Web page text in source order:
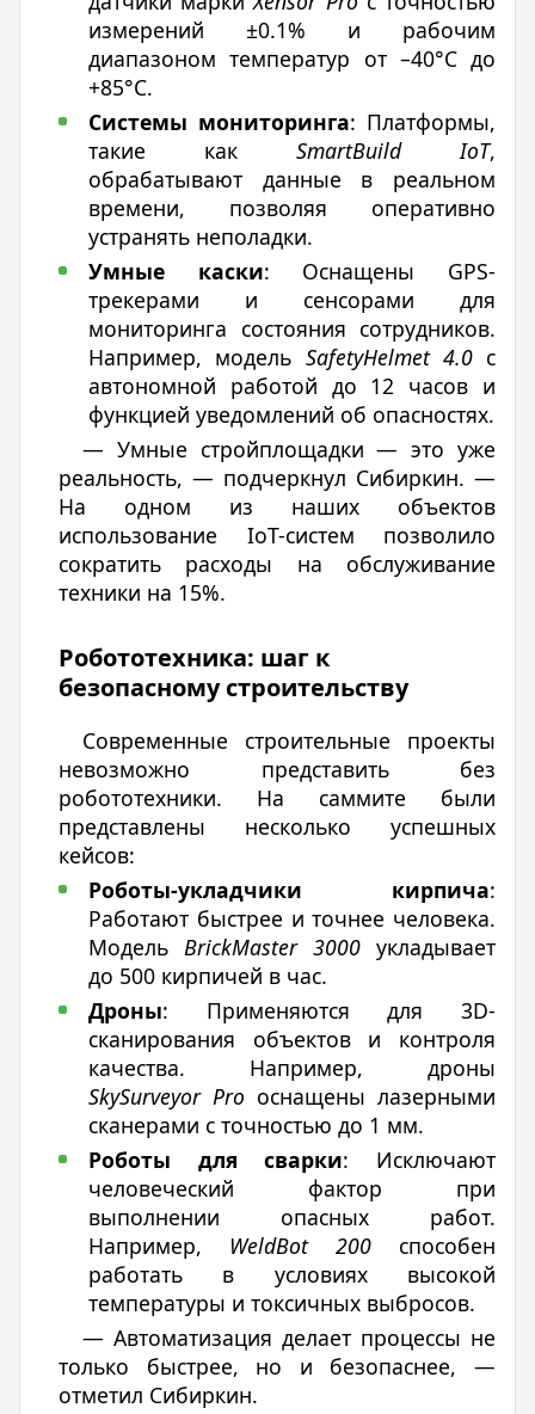
измерений ±0.1% и рабочим
диапазоном температур от –40°C до
+85°C.
Системы мониторинга: Платформы,
такие как SmartBuild IoT,
обрабатывают данные в реальном
времени, позволяя оперативно
устранять неполадки.
Умные каски: Оснащены GPS-
трекерами и сенсорами для
мониторинга состояния сотрудников.
Например, модель SafetyHelmet 4.0с
автономной работой до 12 часов и
функцией уведомлений об опасностях.
— Умные стройплощадки — это уже
реальность, — подчеркнул Сибиркин. —
На одном из наших объектов
использование IoT-систем позволило
сократить расходы на обслуживание
техники на 15%.
Робототехника: шаг к
безопасному строительству
Современные строительные проекты
невозможно представить без
робототехники. На саммите были
представлены несколько успешных
кейсов:
Роботы-укладчики кирпича:
Работают быстрее и точнее человека.
Модель BrickMaster 3000 укладывает
до 500 кирпичей в час.
Дроны: Применяются для 3D-
сканирования объектов и контроля
качества. Например, дроны
SkySurveyor Pro оснащены лазерными
сканерами с точностью до 1 мм.
Роботы для сварки: Исключают
человеческий фактор при
выполнении опасных работ.
Например, WeldBot 200 способен
работать в условиях высокой
температуры и токсичных выбросов.
— Автоматизация делает процессы не
только быстрее, но и безопаснее, —
отметил Сибиркин.